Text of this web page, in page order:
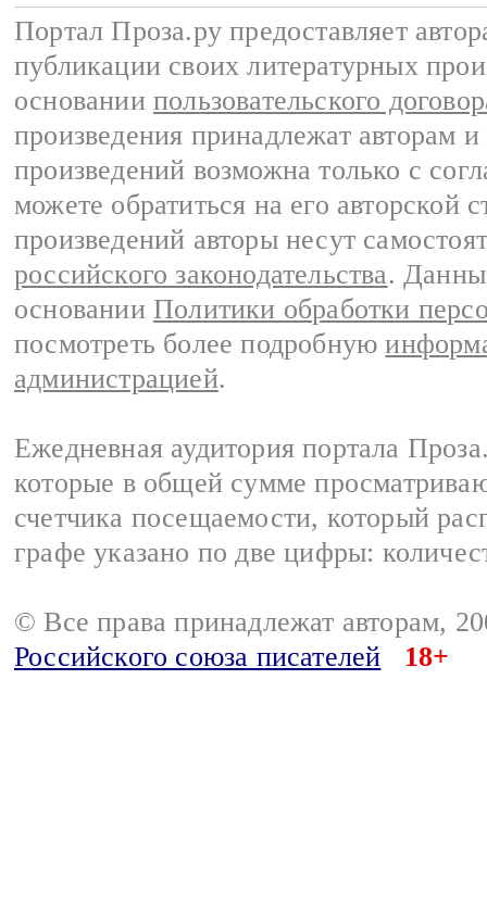
Портал Проза.ру предоставляет
публикации своих литературных
основании пользовательского
произведения принадлежат авторам
произведений возможна только с
можете обратиться на его авторской
произведений авторы несут
российского законодательства.
основании Политики обработки
посмотреть более подробную
администрацией.
Ежедневная аудитория портала
которые в общей сумме
счетчика посещаемости, который
графе указано по две цифры:
© Все права принадлежат авторам,
Российского союза писателей
18+